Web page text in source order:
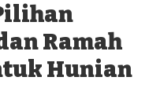
Ramah
Hunian